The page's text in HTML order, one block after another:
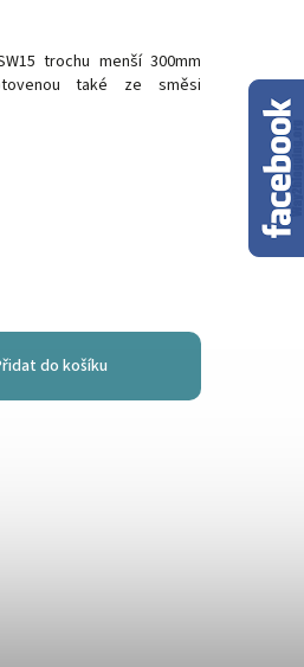
trochu menší 300mm
také ze směsi
do košíku